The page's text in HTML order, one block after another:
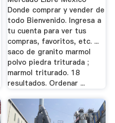
Donde comprar y vender de
todo Bienvenido. Ingresa a
tu cuenta para ver tus
compras, favoritos, etc. ...
saco de granito marmol
polvo piedra triturada ;
marmol triturado. 18
resultados. Ordenar ...